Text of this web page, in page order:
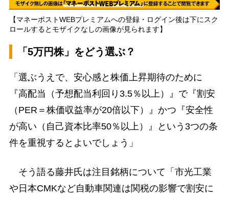
【マネーポストWEBプレミアムへの登録・ログイン後は下にスク
ロールするとモザイクなしの画像が見られます】
「5万円株」をどう選ぶ？
「選ぶうえで、安心感と株価上昇期待のために
『高配当（予想配当利回り3.5％以上）』で『割安
（PER＝株価収益率が20倍以下）』かつ『安全性
が高い（自己資本比率50％以上）』という3つの条
件を重視するとよいでしょう」
そう語る藤井氏は注目銘柄について「市光工業
や日本CMKなど自動車関連は関税の影響で割安に